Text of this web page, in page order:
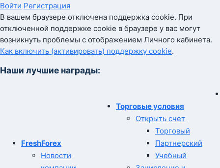
Войти Регистрация
В вашем браузере отключена поддержка cookie. При
отключенной поддержке cookie в браузере у вас могут
возникнуть проблемы с отображением Личного кабинета.
Как включить (активировать) поддержку cookie.
Наши лучшие награды:
FreshForex
Новости
Торговые условия
Открыть счет
Торговый
Партнерский
Учебный